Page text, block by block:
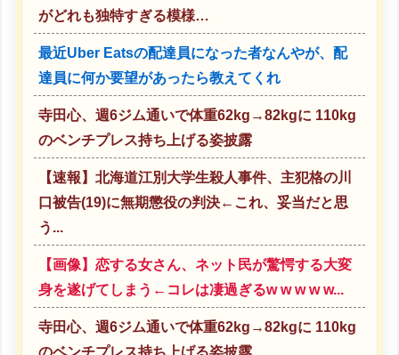
がどれも独特すぎる模様…
最近Uber Eatsの配達員になった者なんやが、配
達員に何か要望があったら教えてくれ
寺田心、週6ジム通いで体重62kg→82kgに 110kg
のベンチプレス持ち上げる姿披露
【速報】北海道江別大学生殺人事件、主犯格の川
口被告(19)に無期懲役の判決←これ、妥当だと思
う...
【画像】恋する女さん、ネット民が驚愕する大変
身を遂げてしまう←コレは凄過ぎるw w w w w...
寺田心、週6ジム通いで体重62kg→82kgに 110kg